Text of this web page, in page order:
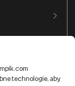
Pobierz i
technologie, aby